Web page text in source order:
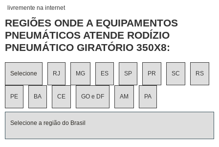
livremente na internet
REGIÕES ONDE A EQUIPAMENTOS
PNEUMÁTICOS ATENDE RODÍZIO
PNEUMÁTICO GIRATÓRIO 350X8:
Selecione RJ MG ES SP PR SC RS
PE BA CE GO e DF AM PA
Selecione a região do Brasil